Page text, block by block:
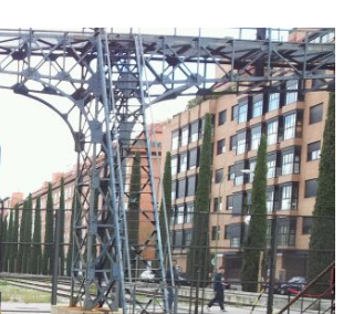
Vagón J (VSO-1027)
Grúa de instalaciones fijas
Cuadro de mandos de la
estación de Gascones-
Dresina de control de vía
(Matisa)
Relés de vía
Señal baja Ericsson